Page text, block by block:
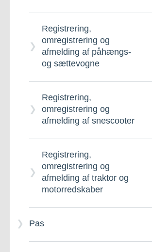
Registrering,
omregistrering og
afmelding af påhængs-
og sættevogne
Registrering,
omregistrering og
afmelding af snescooter
Registrering,
omregistrering og
afmelding af traktor og
motorredskaber
Pas